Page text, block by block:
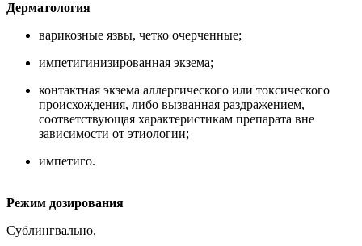
Дерматология
варикозные язвы, четко очерченные;
импетигинизированная экзема;
контактная экзема аллергического или токсического
происхождения, либо вызванная раздражением,
соответствующая характеристикам препарата вне
зависимости от этиологии;
импетиго.
Режим дозирования
Сублингвально.